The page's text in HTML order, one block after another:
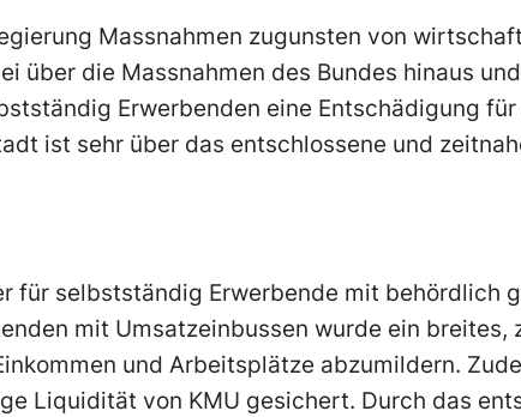
Massnahmen zugunsten von
über die Massnahmen des Bundes hinaus
Erwerbenden eine Entschädigung
ist sehr über das entschlossene und
für selbstständig Erwerbende mit behördlich
mit Umsatzeinbussen wurde ein breites,
und Arbeitsplätze abzumildern.
Liquidität von KMU gesichert. Durch das